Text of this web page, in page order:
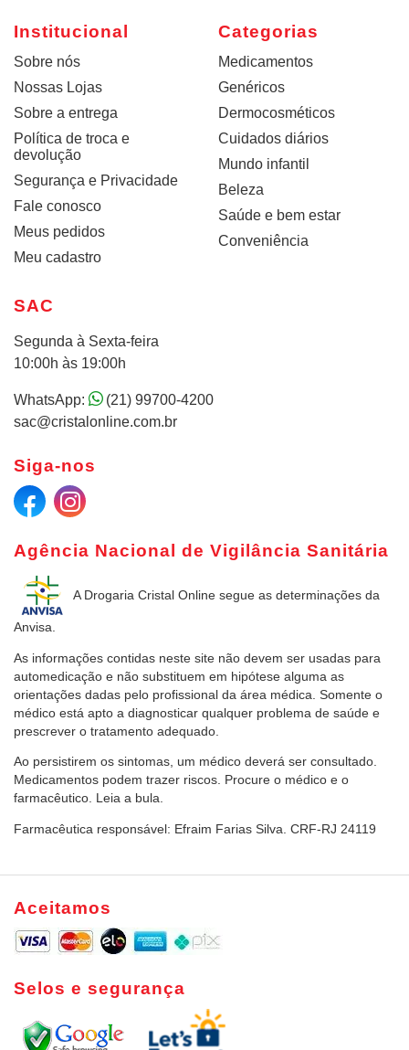
Institucional
Sobre nós
Nossas Lojas
Sobre a entrega
Política de troca e
devolução
Segurança e Privacidade
Fale conosco
Meus pedidos
Meu cadastro
Categorias
Medicamentos
Genéricos
Dermocosméticos
Cuidados diários
Mundo infantil
Beleza
Saúde e bem estar
Conveniência
Agência Nacional de Vigilância Sanitária
A Drogaria Cristal Online segue as determinações da
Anvisa.
As informações contidas neste site não devem ser usadas para
automedicação e não substituem em hipótese alguma as
orientações dadas pelo profissional da área médica. Somente o
médico está apto a diagnosticar qualquer problema de saúde e
prescrever o tratamento adequado.
Ao persistirem os sintomas, um médico deverá ser consultado.
Medicamentos podem trazer riscos. Procure o médico e o
farmacêutico. Leia a bula.
Farmacêutica responsável: Efraim Farias Silva. CRF-RJ 24119
SAC
Segunda à Sexta-feira
10:00h às 19:00h
WhatsApp:
(21) 99700-4200
sac@cristalonline.com.br
Siga-nos
Aceitamos
Selos e segurança